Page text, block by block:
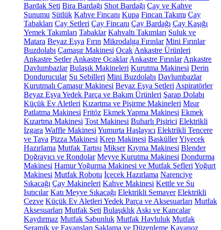
Bardak Seti Bira Bardağı Shot Bardağı Çay ve Kahve
Sunumu Sütlük Kahve Fincanı Kupa Fincan Takımı Çay
Tabakları Çay Setleri Çay Fincanı Çay Bardağı Çay Kaşığı
Yemek Takımları Tabaklar Kahvaltı Takımları Suluk ve
Matara Beyaz Eşya Fırın Mikrodalga Fırınlar Mini Fırınlar
Buzdolabı Çamaşır Makinesi Ocak Ankastre Ürünleri
Ankastre Setler Ankastre Ocaklar Ankastre Fırınlar Ankastre
Davlumbazlar Bulaşık Makineleri Kurutma Makinesi Derin
Dondurucular Su Sebilleri Mini Buzdolabı Davlumbazlar
Kurutmalı Çamaşır Makinesi Beyaz Eşya Setleri Aspiratörler
Beyaz Eşya Yedek Parça ve Bakım Ürünleri Şarap Dolabı
Küçük Ev Aletleri Kızartma ve Pişirme Makineleri Mısır
Patlatma Makinesi Fritöz Ekmek Yapma Makinesi Ekmek
Kızartma Makinesi Tost Makinesi Buharlı Pişirici Elektrikli
Izgara Waffle Makinesi Yumurta Haşlayıcı Elektrikli Tencere
ve Tava Pizza Makinesi Krep Makinesi BasküllerYiyecek
Hazırlama Mutfak Tartısı Mikser Kıyma Makinesi Blender
Doğrayıcı ve Rondolar Meyve Kurutma Makinesi Dondurma
Makinesi Hamur Yoğurma Makinesi ve Mutfak Şefleri Yoğurt
Makinesi Mutfak Robotu İçecek Hazırlama Narenciye
Sıkacağı Çay Makineleri Kahve Makinesi Kettle ve Su
Isıtıcılar Katı Meyve Sıkacağı Elektrikli Semaver Elektrikli
Cezve Küçük Ev Aletleri Yedek Parça ve Aksesuarları Mutfak
Aksesuarları Mutfak Seti Bulaşıklık Askı ve Kancalar
Kaydırmaz Mutfak Sabunluk Mutfak Havluluk Mutfak
Seramik ve Fayansları Saklama ve Düzenleme Kavanoz